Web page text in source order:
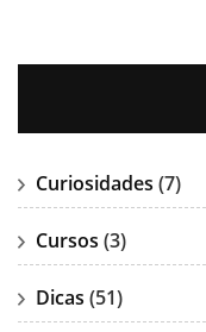
Curiosidades (7)
Cursos (3)
Dicas (51)